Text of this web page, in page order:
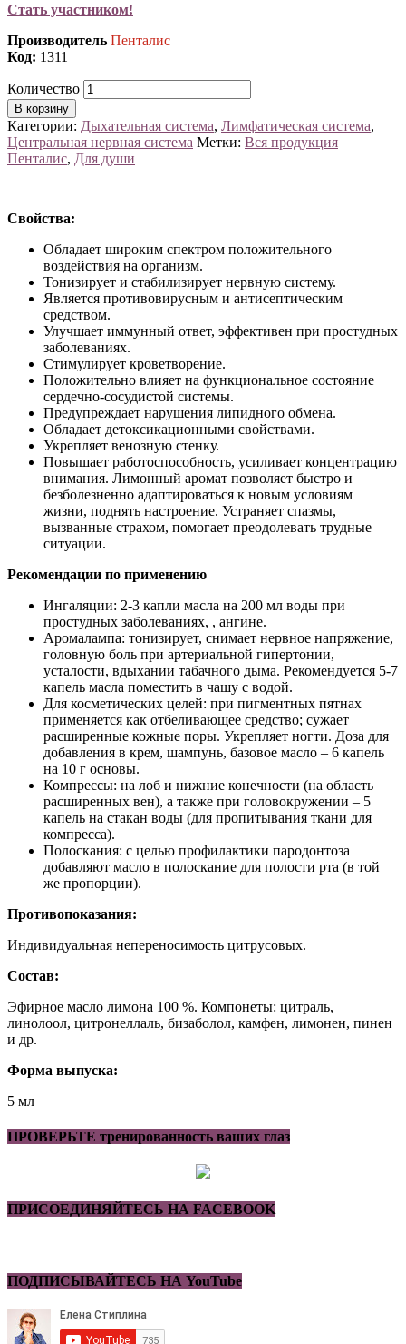
Стать участником!
Производитель Пенталис
Код: 1311
Количество
В корзину
Категории: Дыхательная система, Лимфатическая система,
Центральная нервная система Метки: Вся продукция
Пенталис, Для души
Свойства:
Обладает широким спектром положительного
воздействия на организм.
Тонизирует и стабилизирует нервную систему.
Является противовирусным и антисептическим
средством.
Улучшает иммунный ответ, эффективен при простудных
заболеваниях.
Стимулирует кроветворение.
Положительно влияет на функциональное состояние
сердечно-сосудистой системы.
Предупреждает нарушения липидного обмена.
Обладает детоксикационными свойствами.
Укрепляет венозную стенку.
Повышает работоспособность, усиливает концентрацию
внимания. Лимонный аромат позволяет быстро и
безболезненно адаптироваться к новым условиям
жизни, поднять настроение. Устраняет спазмы,
вызванные страхом, помогает преодолевать трудные
ситуации.
Рекомендации по применению
Ингаляции: 2-3 капли масла на 200 мл воды при
простудных заболеваниях, , ангине.
Аромалампа: тонизирует, снимает нервное напряжение,
головную боль при артериальной гипертонии,
усталости, вдыхании табачного дыма. Рекомендуется 5-7
капель масла поместить в чашу с водой.
Для косметических целей: при пигментных пятнах
применяется как отбеливающее средство; сужает
расширенные кожные поры. Укрепляет ногти. Доза для
добавления в крем, шампунь, базовое масло – 6 капель
на 10 г основы.
Компрессы: на лоб и нижние конечности (на область
расширенных вен), а также при головокружении – 5
капель на стакан воды (для пропитывания ткани для
компресса).
Полоскания: с целью профилактики пародонтоза
добавляют масло в полоскание для полости рта (в той
же пропорции).
Противопоказания:
Индивидуальная непереносимость цитрусовых.
Состав:
Эфирное масло лимона 100 %. Компонеты: цитраль,
линолоол, цитронеллаль, бизаболол, камфен, лимонен, пинен
и др.
Форма выпуска:
5 мл
ПРОВЕРЬТЕ тренированность ваших глаз
ПРИСОЕДИНЯЙТЕСЬ НА FACEBOOK
ПОДПИСЫВАЙТЕСЬ НА YouTube